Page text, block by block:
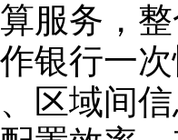
服务，
银行一
区域间